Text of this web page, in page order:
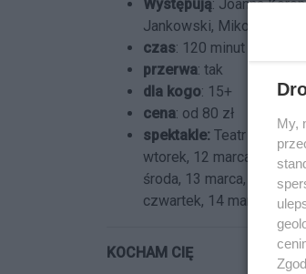
Występują: Joanna
Jankowski, Mikołaj
czas: 120 minut
przerwa: tak
dla kogo: 15+
cena: od 80 zł
spektakle: Teatr Komedia
wtorek, 12 marca, 19:00
środa, 13 marca, 19:00
czwartek, 14 marca,
KOCHAM CIĘ
My,